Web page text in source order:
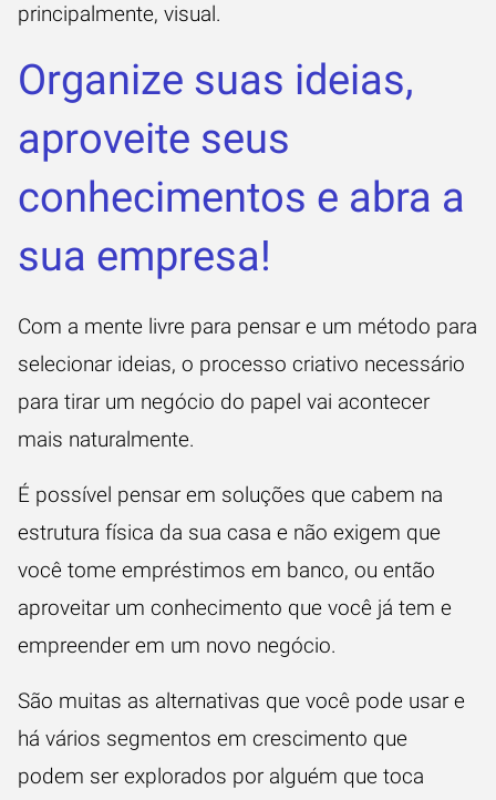
principalmente, visual.
Organize suas ideias,
aproveite seus
conhecimentos e abra a
sua empresa!
Com a mente livre para pensar e um método para
selecionar ideias, o processo criativo necessário
para tirar um negócio do papel vai acontecer
mais naturalmente.
É possível pensar em soluções que cabem na
estrutura física da sua casa e não exigem que
você tome empréstimos em banco, ou então
aproveitar um conhecimento que você já tem e
empreender em um novo negócio.
São muitas as alternativas que você pode usar e
há vários segmentos em crescimento que
podem ser explorados por alguém que toca